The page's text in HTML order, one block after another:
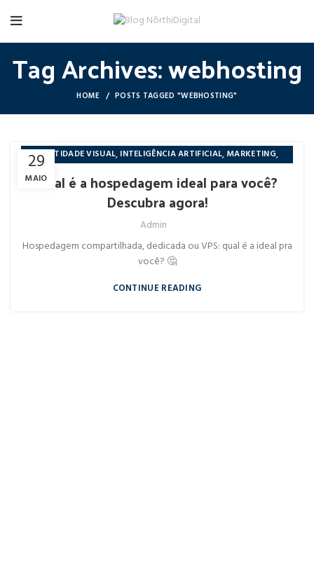
Tag Archives: webhosting
HOME POSTS TAGGED "WEBHOSTING"
29
MAIO
IDENTIDADE VISUAL, INTELIGÊNCIA ARTIFICIAL, MARKETING,
Qual é a hospedagem ideal para você?
Descubra agora!
Admin
Hospedagem compartilhada, dedicada ou VPS: qual é a ideal pra
você? 🤔
CONTINUE READING